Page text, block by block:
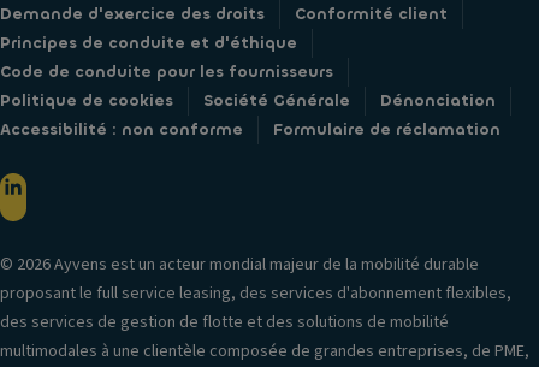
Demande d'exercice des droits
Conformité client
Principes de conduite et d'éthique
Code de conduite pour les fournisseurs
Politique de cookies
Société Générale
Dénonciation
Accessibilité : non conforme
Formulaire de réclamation
© 2026 Ayvens est un acteur mondial majeur de la mobilité durable
proposant le full service leasing, des services d'abonnement flexibles,
des services de gestion de flotte et des solutions de mobilité
multimodales à une clientèle composée de grandes entreprises, de PME,